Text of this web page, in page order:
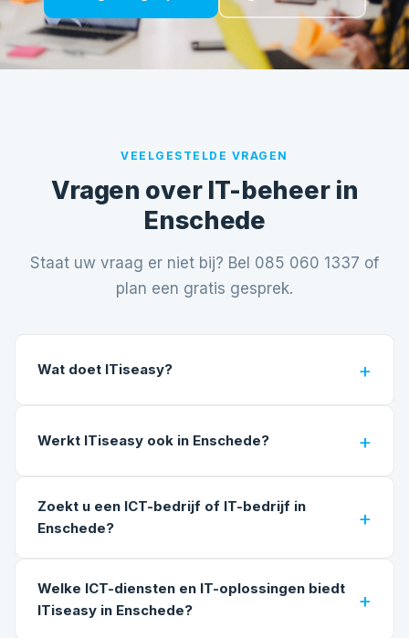
VEELGESTELDE VRAGEN
Vragen over IT-beheer in
Enschede
Staat uw vraag er niet bij? Bel 085 060 1337 of
plan een gratis gesprek.
Wat doet ITiseasy?
Werkt ITiseasy ook in Enschede?
Zoekt u een ICT-bedrijf of IT-bedrijf in
Enschede?
Welke ICT-diensten en IT-oplossingen biedt
ITiseasy in Enschede?